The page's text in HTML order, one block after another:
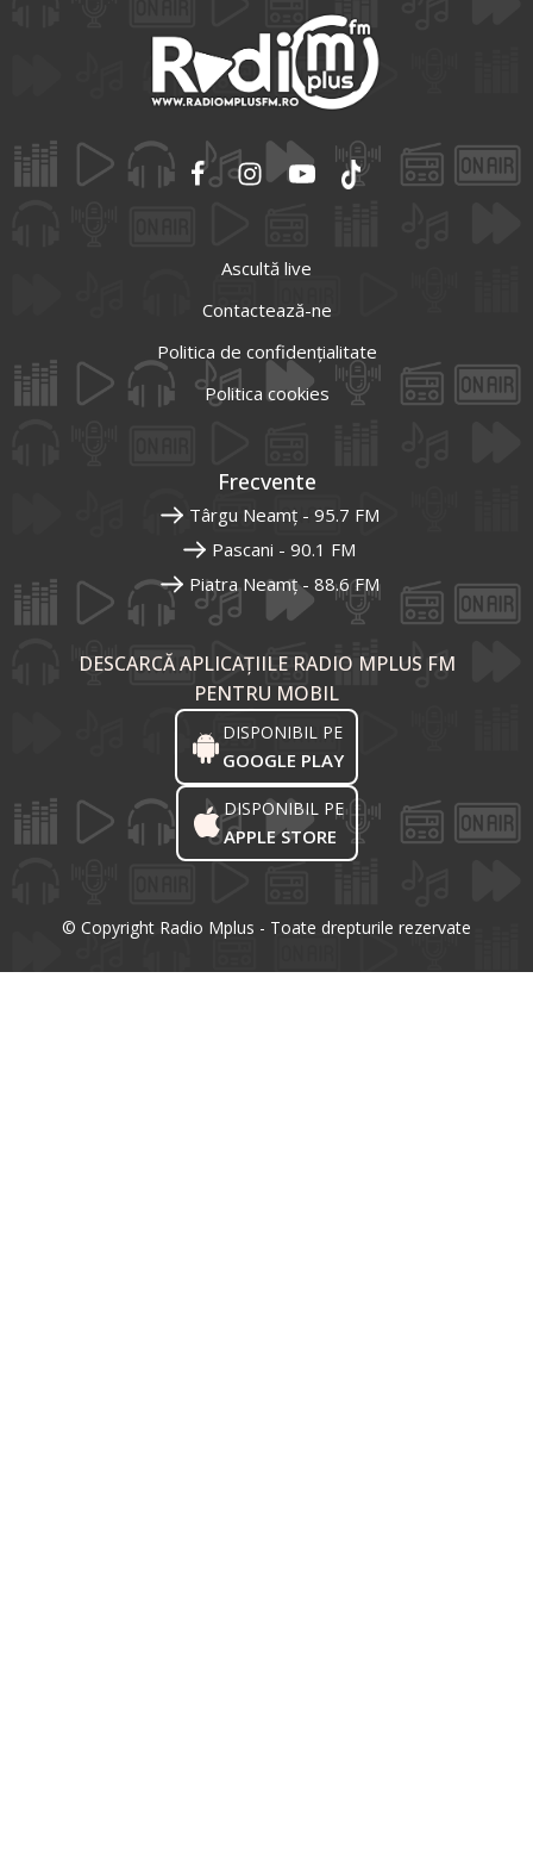
Ascultă live
Contactează-ne
Politica de confidențialitate
Politica cookies
Frecvente
Târgu Neamț - 95.7 FM
Pascani - 90.1 FM
Piatra Neamț - 88.6 FM
DESCARCĂ APLICAȚIILE RADIO MPLUS FM
PENTRU MOBIL
DISPONIBIL PE
GOOGLE PLAY
DISPONIBIL PE
APPLE STORE
© Copyright Radio Mplus - Toate drepturile rezervate